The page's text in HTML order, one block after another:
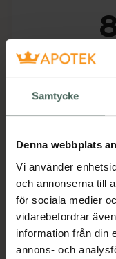
Samtycke
Denna webbplats
Vi använder
och annonserna till
för sociala medier
vidarebefordrar
information från din
annons- och
Aktuella
Beskrivning
Läs